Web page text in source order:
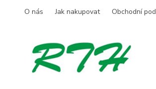
O nás Jak nakupovat Obchodní